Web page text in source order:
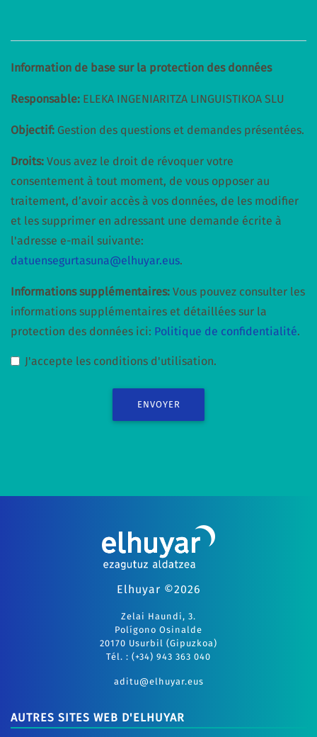
Information de base sur la protection des données
Responsable: ELEKA INGENIARITZA LINGUISTIKOA SLU
Objectif: Gestion des questions et demandes présentées.
Droits: Vous avez le droit de révoquer votre
consentement à tout moment, de vous opposer au
traitement, d’avoir accès à vos données, de les modifier
et les supprimer en adressant une demande écrite à
l'adresse e-mail suivante:
datuensegurtasuna@elhuyar.eus.
Informations supplémentaires: Vous pouvez consulter les
informations supplémentaires et détaillées sur la
protection des données ici: Politique de confidentialité.
J'accepte les conditions d'utilisation.
ENVOYER
Elhuyar ©2026
Zelai Haundi, 3.
Polígono Osinalde
20170 Usurbil (Gipuzkoa)
Tél. : (+34) 943 363 040
aditu@elhuyar.eus
AUTRES SITES WEB D'ELHUYAR